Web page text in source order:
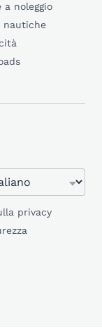
a noleggio
nautiche
privacy